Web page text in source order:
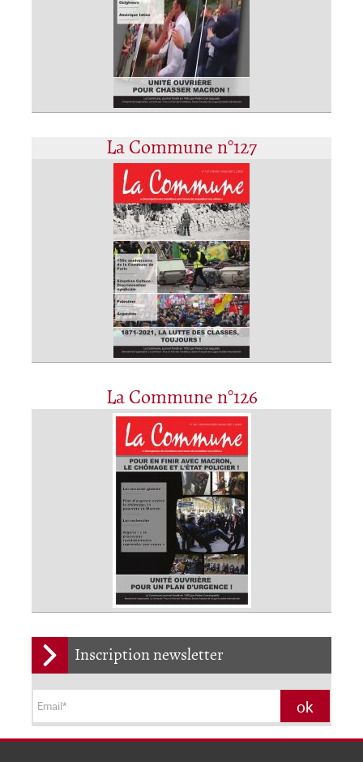
La Commune n°127
La Commune n°126
Inscription newsletter